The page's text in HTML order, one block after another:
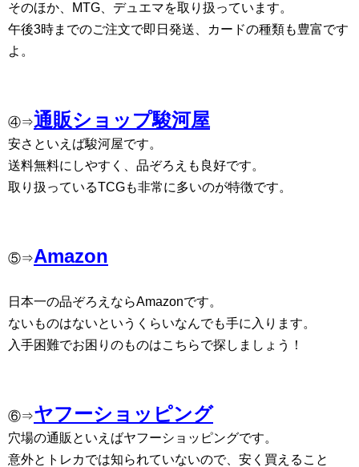
そのほか、MTG、デュエマを取り扱っています。
午後3時までのご注文で即日発送、カードの種類も豊富です
よ。
④⇒通販ショップ駿河屋
安さといえば駿河屋です。
送料無料にしやすく、品ぞろえも良好です。
取り扱っているTCGも非常に多いのが特徴です。
⑤⇒Amazon
日本一の品ぞろえならAmazonです。
ないものはないというくらいなんでも手に入ります。
入手困難でお困りのものはこちらで探しましょう！
⑥⇒ヤフーショッピング
穴場の通販といえばヤフーショッピングです。
意外とトレカでは知られていないので、安く買えること